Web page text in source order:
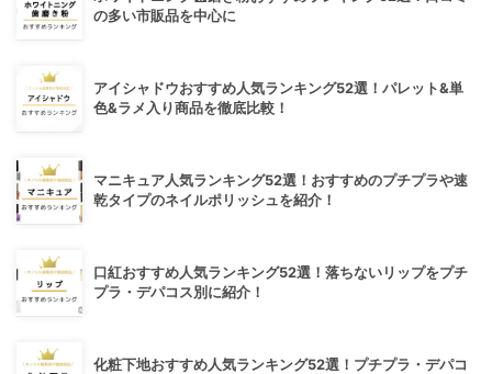
の多い市販品を中心に
アイシャドウおすすめ人気ランキング52選！パレット&単
色&ラメ入り商品を徹底比較！
マニキュア人気ランキング52選！おすすめのプチプラや速
乾タイプのネイルポリッシュを紹介！
口紅おすすめ人気ランキング52選！落ちないリップをプチ
プラ・デパコス別に紹介！
化粧下地おすすめ人気ランキング52選！プチプラ・デパコ